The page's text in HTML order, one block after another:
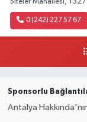
0 (242) 227 57 67
Sponsorlu
Antalya